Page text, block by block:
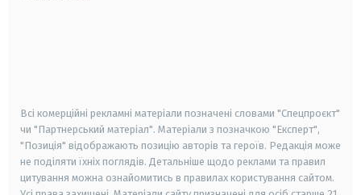
Всі комерційні рекламні матеріали позначені словами "Спецпроєкт"
чи "Партнерський матеріал". Матеріали з позначкою "Експерт",
"Позиція" відображають позицію авторів та героїв. Редакція може
не поділяти їхніх поглядів. Детальніше щодо реклами та правил
цитування можна ознайомитись в правилах користування сайтом.